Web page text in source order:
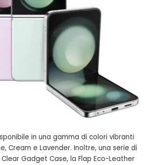
in una gamma di colori vibranti
Cream e Lavender. Inoltre, una serie di
Gadget Case, la Flap Eco-Leather